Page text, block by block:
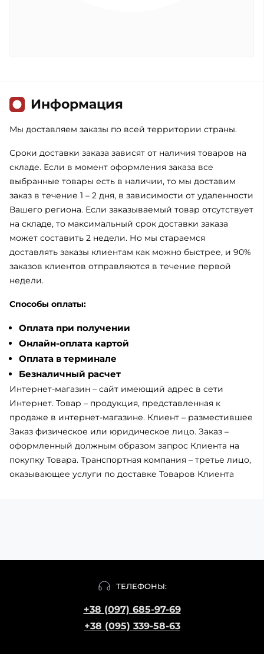
Информация
Мы доставляем заказы по всей территории страны.
Сроки доставки заказа зависят от наличия товаров на
складе. Если в момент оформления заказа все
выбранные товары есть в наличии, то мы доставим
заказ в течение 1 – 2 дня, в зависимости от удаленности
Вашего региона. Если заказываемый товар отсутствует
на складе, то максимальный срок доставки заказа
может составить 2 недели. Но мы стараемся
доставлять заказы клиентам как можно быстрее, и 90%
заказов клиентов отправляются в течение первой
недели.
Способы оплаты:
Оплата при получении
Онлайн-оплата картой
Оплата в терминале
Безналичный расчет
Интернет-магазин – сайт имеющий адрес в сети
Интернет. Товар – продукция, представленная к
продаже в интернет-магазине. Клиент – разместившее
Заказ физическое или юридическое лицо. Заказ –
оформленный должным образом запрос Клиента на
покупку Товара. Транспортная компания – третье лицо,
оказывающее услуги по доставке Товаров Клиента
ТЕЛЕФОНЫ:
+38 (097) 685-97-69
+38 (095) 339-58-63